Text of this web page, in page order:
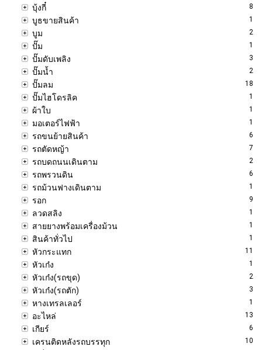
บุ้งกี๋ 8
บูธขายสินค้า 1
บูม 2
ปั๊ม 1
ปั๊มดับเพลิง 3
ปั๊มน้ำ 2
ปั๊มลม 18
ปั๊มไฮโดรลิค 1
ผ้าใบ 1
มอเตอร์ไฟฟ้า 1
รถขนย้ายสินค้า 6
รถตัดหญ้า 7
รถบดถนนเดินตาม 2
รถพรวนดิน 6
รถม้วนฟางเดินตาม 1
รอก 9
ลวดสลิง 1
สายยางพร้อมเครื่องม้วน 1
สินค้าทั่วไป 1
หัวกระแทก 11
หัวเก๋ง 1
หัวเก๋ง(รถขุด) 2
หัวเก๋ง(รถตัก) 3
หางเทรลเลอร์ 1
อะไหล่ 13
เกียร์ 6
เครนติดหลังรถบรรทุก 10